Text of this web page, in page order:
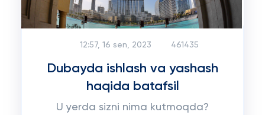
12:57, 16 sen, 2023 461435
Dubayda ishlash va yashash
haqida batafsil
U yerda sizni nima kutmoqda?